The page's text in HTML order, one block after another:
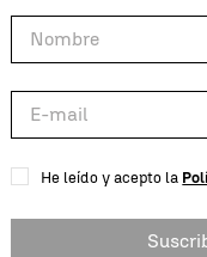
He leído y acepto la